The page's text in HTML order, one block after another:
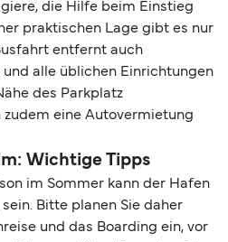
die Hilfe beim Einstieg
praktischen Lage gibt es nur
entfernt auch
alle üblichen Einrichtungen
des Parkplatz
eine Autovermietung
Wichtige Tipps
im Sommer kann der Hafen
Bitte planen Sie daher
und das Boarding ein, vor